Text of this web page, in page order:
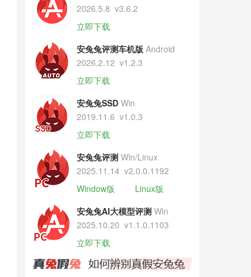
2026.5.8 v3.6.2
立即下载
安兔兔评测车机版 Android
2026.2.12 v1.2.3
立即下载
安兔兔SSD Win
2019.11.6 v1.0.3
立即下载
安兔兔评测 Win/Linux
2025.11.14 v2.0.0.1192
Window版
Linux版
安兔兔AI大模型评测 Win
2025.10.20 v1.1.0.1103
立即下载